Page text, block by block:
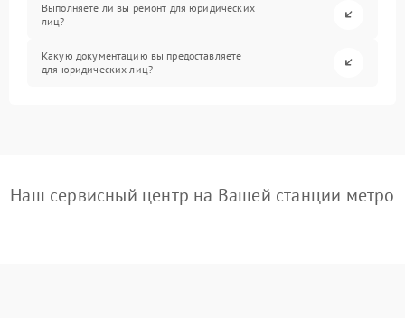
Выполняете ли вы ремонт для юридических
лиц?
Какую документацию вы предоставляете
для юридических лиц?
Наш сервисный центр на Вашей станции метро